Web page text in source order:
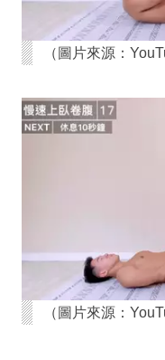
（圖片來源：
（圖片來源：